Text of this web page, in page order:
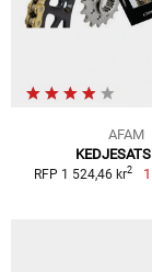
AFAM
RFP 1 524,46 kr2